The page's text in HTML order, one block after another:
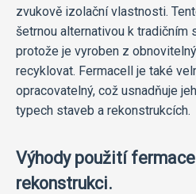
zvukově izolační vlastnosti.
šetrnou alternativou k tradičním
protože je vyroben z
recyklovat. Fermacell je také
opracovatelný, což usnadňuje
typech staveb a rekonstrukcích.
Výhody použití
rekonstrukci.